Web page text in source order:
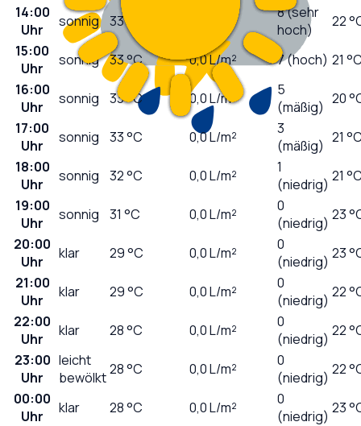
14:00
Uhr
sonnig 33°C L/m²
8 (sehr
hoch)
22
15:00
Uhr
sonnig 33°C 0,0L/m² 7 (hoch) 21
16:00
Uhr
sonnig 33°C 0,0L/m²
5
(mäßig) 20
17:00
Uhr
sonnig 33°C 0,0L/m²
3
(mäßig) 21
18:00
Uhr
sonnig 32°C 0,0L/m²
1
(niedrig) 21
19:00
Uhr
sonnig 31 °C 0,0L/m²
0
(niedrig) 23
20:00
Uhr
klar 29°C 0,0L/m²
0
(niedrig) 23
21:00
Uhr
klar 29°C 0,0L/m²
0
(niedrig) 22
22:00
Uhr
klar 28°C 0,0L/m²
0
(niedrig) 22
23:00
Uhr
leicht
bewölkt28°C 0,0L/m²
0
(niedrig) 22
00:00
Uhr
klar 28°C 0,0L/m²
0
(niedrig) 23